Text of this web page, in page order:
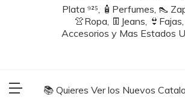
Plata ⁹²⁵, 🧴Perfumes, 👠
👚Ropa, 👖Jeans, 👙Fajas,
Accesorios y Mas Estados
📚 Quieres Ver los Nuevos